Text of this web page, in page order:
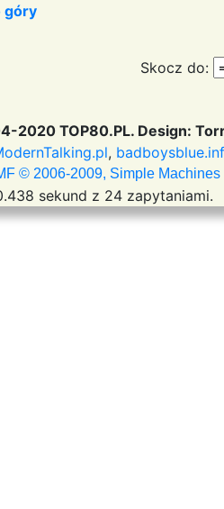
góry
Skocz do:
2020 TOP80.PL. Design:
,
© 2006-2009, Simple Machines
sekund z 24 zapytaniami.